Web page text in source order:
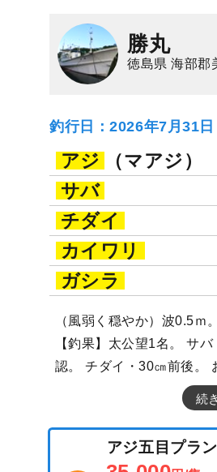
勝丸
徳島県 海部郡
釣行日：2026年7月31日
アジ （マアジ）
サバ
チダイ
カイワリ
ガシラ
（風弱く穏やか）波0.5
【釣果】太公望1名。 サ
認。 チダイ・30㎝前後。
続